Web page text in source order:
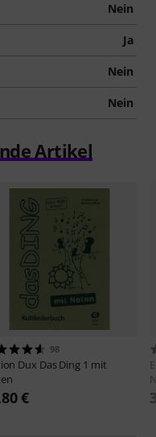
Nein
Ja
Nein
Nein
Artikel
98
Dux Das Ding 1 mit
€